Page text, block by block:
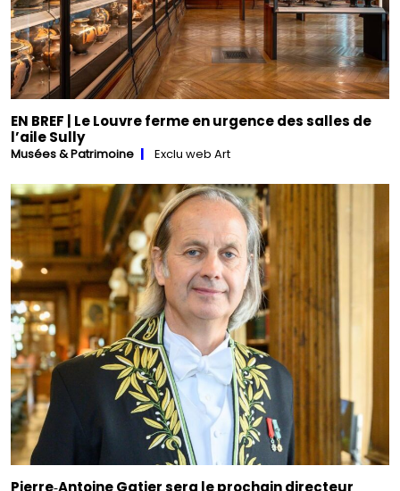
EN BREF | Le Louvre ferme en urgence des salles de
l’aile Sully
Musées & Patrimoine Exclu web Art
Pierre‑Antoine Gatier sera le prochain directeur